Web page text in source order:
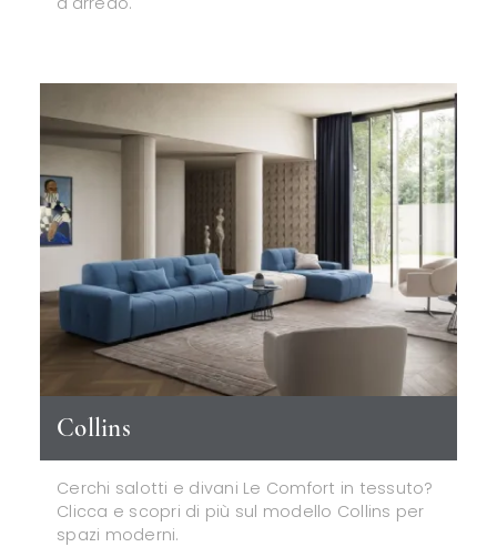
Collins
Cerchi salotti e divani Le Comfort in tessuto?
Clicca e scopri di più sul modello Collins per
spazi moderni.